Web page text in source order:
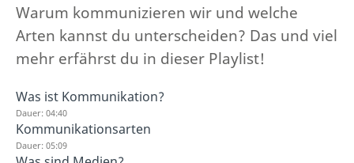
Warum kommunizieren wir und welche
Arten kannst du unterscheiden? Das und viel
mehr erfährst du in dieser Playlist!
Was ist Kommunikation?
Dauer: 04:40
Kommunikationsarten
Dauer: 05:09